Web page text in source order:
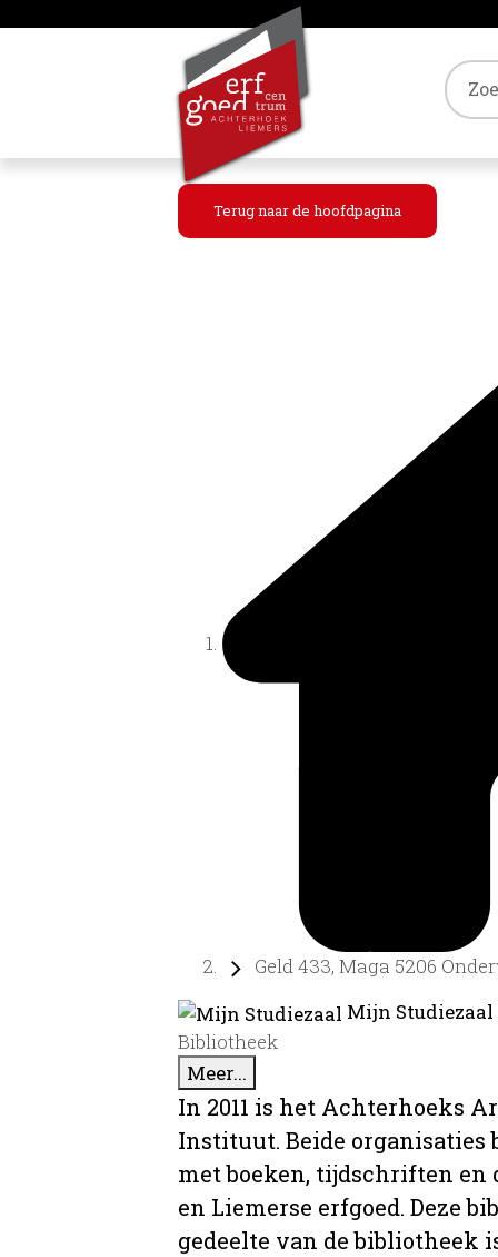
Terug naar de hoofdpagina
Geld 433, Maga 5206
Mijn
Bibliotheek
Meer...
In 2011 is het Achterhoeks
Instituut. Beide organisaties
met boeken, tijdschriften
en Liemerse erfgoed. Deze
gedeelte van de bibliotheek